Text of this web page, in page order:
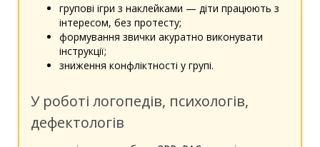
групові ігри з наклейками — діти працюють з
інтересом, без протесту;
формування звички акуратно виконувати
інструкції;
зниження конфліктності у групі.
У роботі логопедів, психологів,
дефектологів